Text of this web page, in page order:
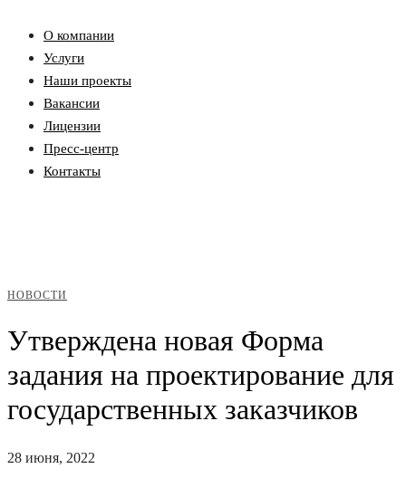
О компании
Услуги
Наши проекты
Вакансии
Лицензии
Пресс-центр
Контакты
НОВОСТИ
Утверждена новая Форма
задания на проектирование для
государственных заказчиков
28 июня, 2022